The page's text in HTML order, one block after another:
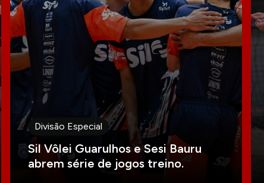
Divisão Especial
Sil Vôlei Guarulhos e Sesi Bauru
abrem série de jogos treino.